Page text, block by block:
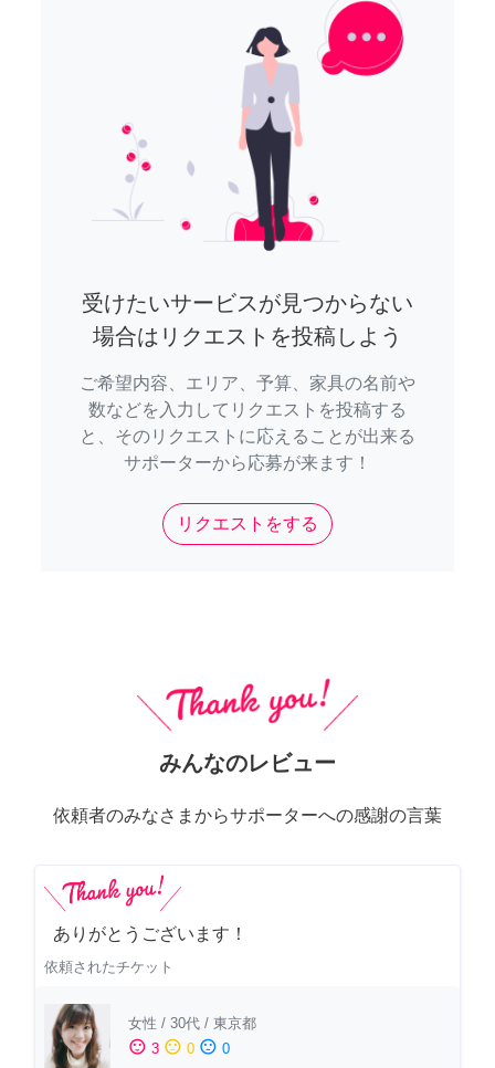
受けたいサービスが見つからない
場合はリクエストを投稿しよう
ご希望内容、エリア、予算、家具の名前や
数などを入力してリクエストを投稿する
と、そのリクエストに応えることが出来る
サポーターから応募が来ます！
リクエストをする
みんなのレビュー
依頼者のみなさまからサポーターへの感謝の言葉
ありがとうございます！
依頼されたチケット
女性 / 30代 / 東京都
sentiment_satisfied 3 sentiment_neutral 0 sentiment_dissatisfied 0